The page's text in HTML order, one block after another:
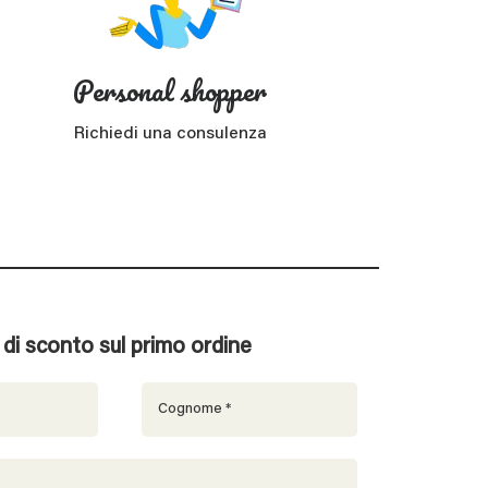
Personal shopper
Richiedi una consulenza
di sconto sul primo ordine